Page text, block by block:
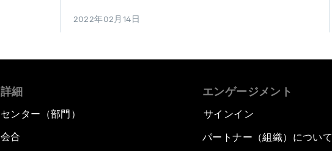
2022年02月14日
詳細
センター（部門）
会合
エンゲージメント
サインイン
パートナー（組織）について